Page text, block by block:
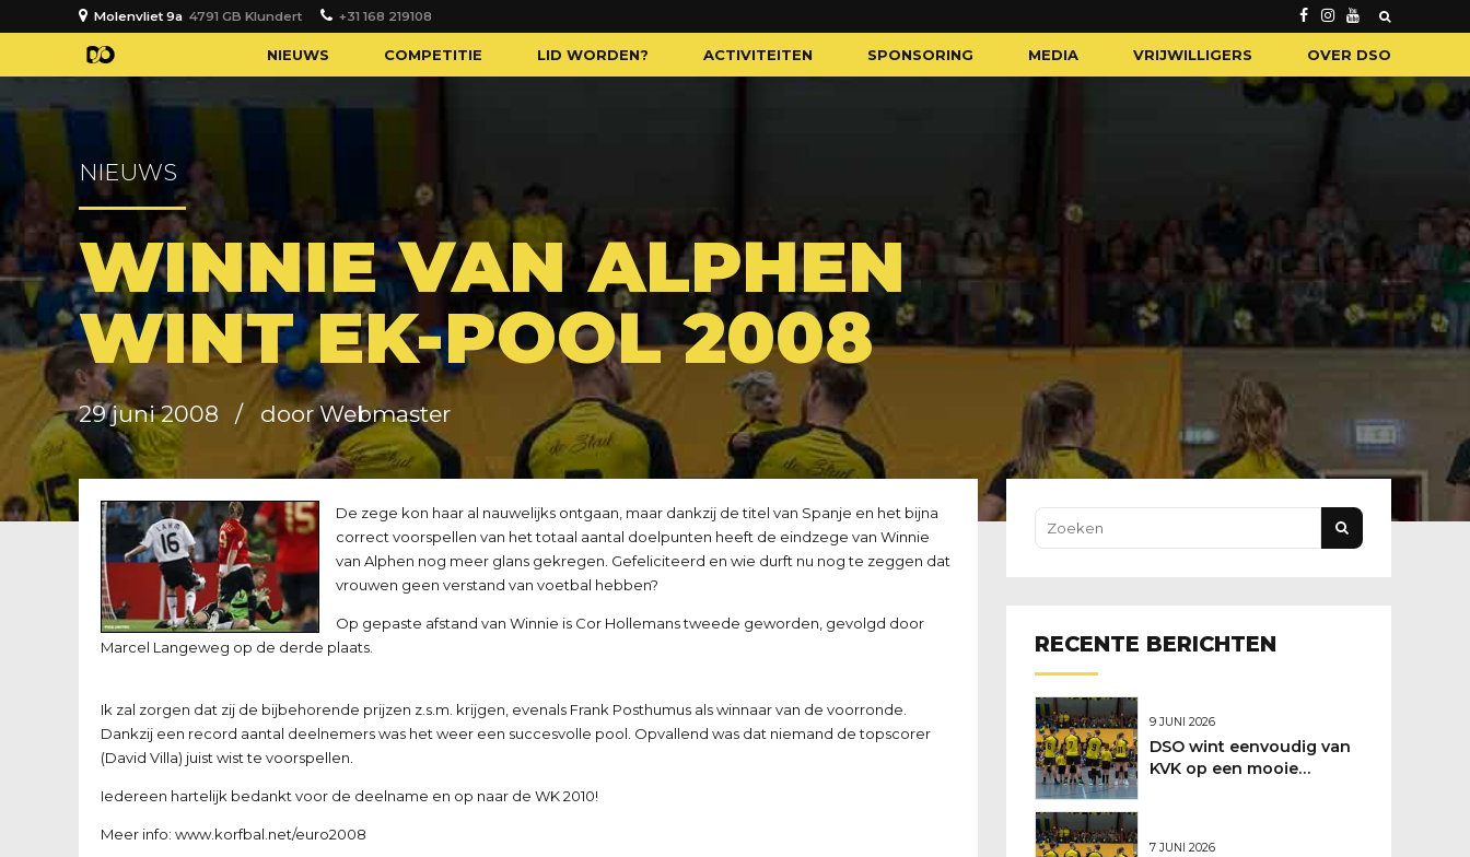
Molenvliet 9a 4791 GB Klundert +31 168 219108
NIEUWS COMPETITIE LID WORDEN? ACTIVITEITEN SPONSORING MEDIA VRIJWILLIGERS OVER DSO
NIEUWS
WINNIE VAN ALPHEN
WINT EK-POOL 2008
29 juni 2008 door Webmaster
De zege kon haar al nauwelijks ontgaan, maar dankzij de titel van Spanje en het bijna
correct voorspellen van het totaal aantal doelpunten heeft de eindzege van Winnie
van Alphen nog meer glans gekregen. Gefeliciteerd en wie durft nu nog te zeggen dat
vrouwen geen verstand van voetbal hebben?
Op gepaste afstand van Winnie is Cor Hollemans tweede geworden, gevolgd door
Marcel Langeweg op de derde plaats.
Ik zal zorgen dat zij de bijbehorende prijzen z.s.m. krijgen, evenals Frank Posthumus als winnaar van de voorronde.
Dankzij een record aantal deelnemers was het weer een succesvolle pool. Opvallend was dat niemand de topscorer
(David Villa) juist wist te voorspellen.
Iedereen hartelijk bedankt voor de deelname en op naar de WK 2010!
Meer info: www.korfbal.net/euro2008
RECENTE BERICHTEN
9 JUNI 2026
DSO wint eenvoudig van
KVK op een mooie
7 JUNI 2026